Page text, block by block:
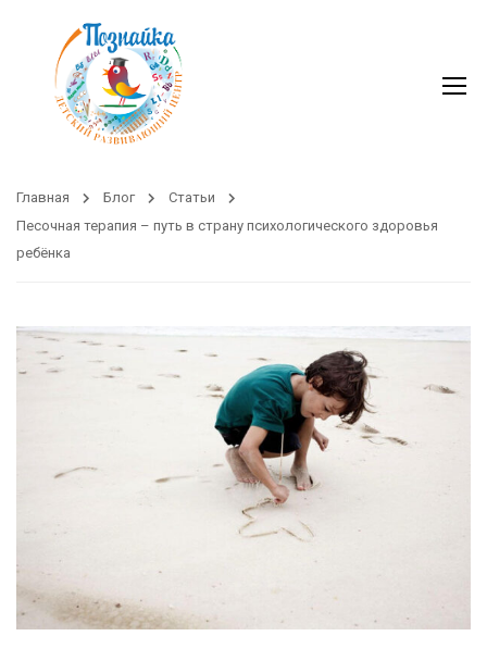
Главная Блог
Статьи
Песочная терапия – путь в страну психологического здоровья
ребёнка